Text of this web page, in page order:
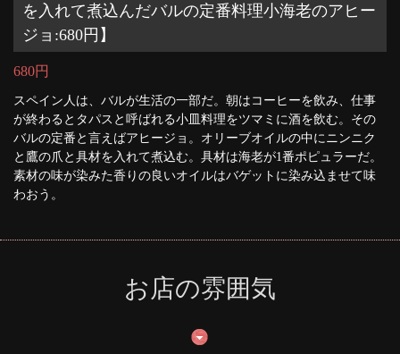
を入れて煮込んだバルの定番料理小海老のアヒー
ジョ:680円】
680円
スペイン人は、バルが生活の一部だ。朝はコーヒーを飲み、仕事
が終わるとタパスと呼ばれる小皿料理をツマミに酒を飲む。その
バルの定番と言えばアヒージョ。オリーブオイルの中にニンニク
と鷹の爪と具材を入れて煮込む。具材は海老が1番ポピュラーだ。
素材の味が染みた香りの良いオイルはバゲットに染み込ませて味
わおう。
お店の雰囲気